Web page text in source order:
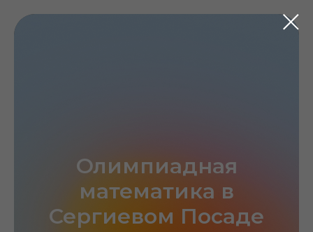
Олимпиадная
математика в
Сергиевом Посаде